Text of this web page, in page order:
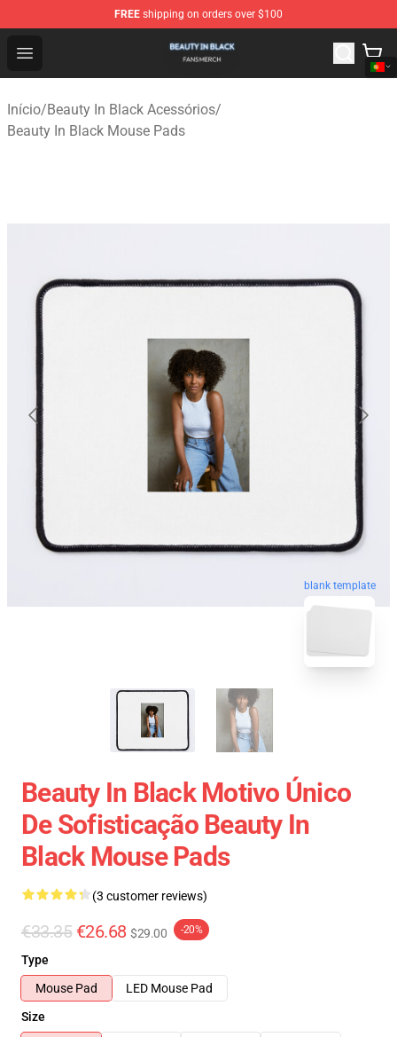
FREE shipping on orders over $100
Open menu
Beauty In Black Shop - Official Beauty In Black
Início/Beauty In Black Acessórios/
Beauty In Black Mouse Pads
blank template
Beauty In Black Motivo Único
De Sofisticação Beauty In
Black Mouse Pads
(3 customer reviews)
€33.35 €26.68 $29.00 -20%
Type
Mouse Pad
LED Mouse Pad
Size